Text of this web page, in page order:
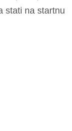
stati na startnu